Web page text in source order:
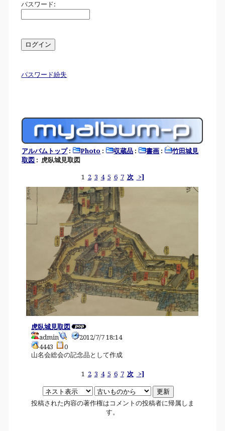
パスワード:
パスワード紛失
アルバムトップ: Photo : 収蔵品 : 書画 :
竹田城見
取図 : 虎臥城見取図
1 2 3 4 5 6 7 次 >]
虎臥城見取図
admin
2012/7/7 18:14
4443
0
山名会総会の記念品として作成
1 2 3 4 5 6 7 次 >]
投稿された内容の著作権はコメントの投稿者に帰属しま
す。